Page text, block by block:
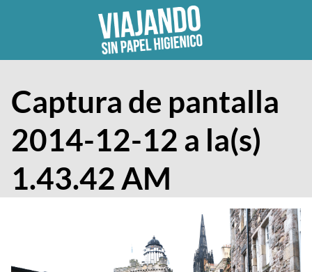
Captura de pantalla
2014-12-12 a la(s)
1.43.42 AM